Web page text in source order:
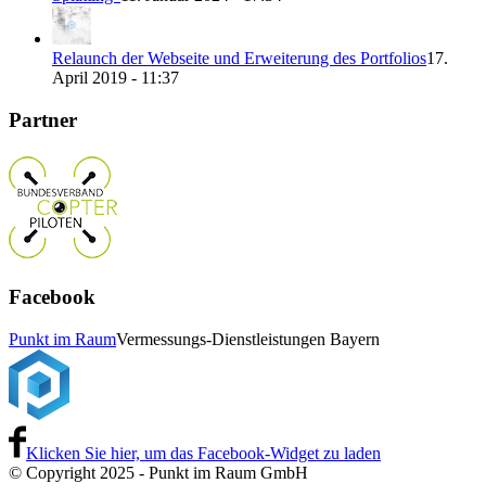
Relaunch der Webseite und Erweiterung des Portfolios17.
April 2019 - 11:37
Partner
Facebook
Punkt im RaumVermessungs-Dienstleistungen Bayern
Klicken Sie hier, um das Facebook-Widget zu laden
© Copyright 2025 - Punkt im Raum GmbH